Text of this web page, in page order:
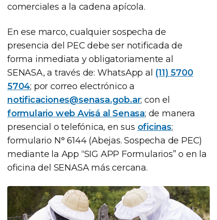
comerciales a la cadena apícola.
En ese marco, cualquier sospecha de
presencia del PEC debe ser notificada de
forma inmediata y obligatoriamente al
SENASA, a través de: WhatsApp al (11) 5700
5704; por correo electrónico a
notificaciones@senasa.gob.ar; con el
formulario web Avisá al Senasa; de manera
presencial o telefónica, en sus oficinas;
formulario N° 6144 (Abejas. Sospecha de PEC)
mediante la App “SIG APP Formularios” o en la
oficina del SENASA más cercana.